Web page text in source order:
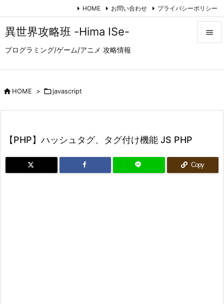
異世界攻略班 -Hima ISe-
プログラミング/ゲーム/アニメ 攻略情報


検索
HOME お問い合わせ プライバシーポリシー
HOME > javascript
【PHP】ハッシュタグ、タグ付け機能 JS PHP
Copy